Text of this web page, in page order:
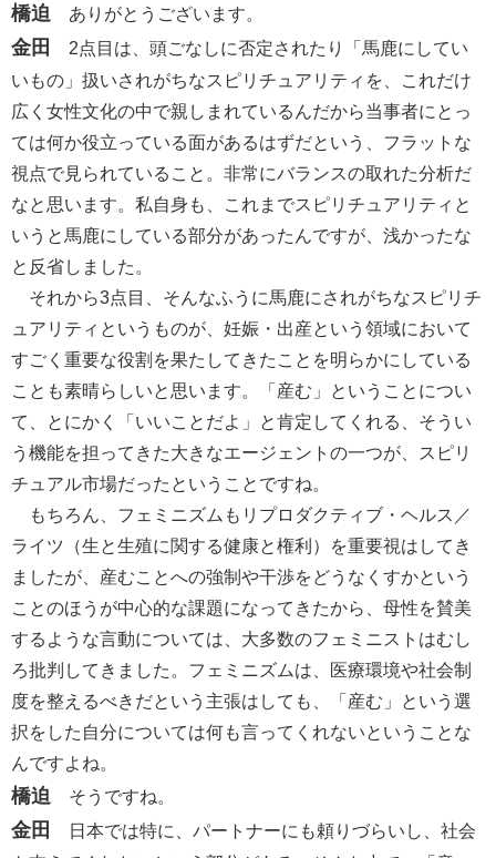
橋迫 ありがとうございます。
金田
2点目は、頭ごなしに否定されたり「馬鹿にしてい
いもの」扱いされがちなスピリチュアリティを、これだけ
広く女性文化の中で親しまれているんだから当事者にとっ
ては何か役立っている面があるはずだという、フラットな
視点で見られていること。非常にバランスの取れた分析だ
なと思います。私自身も、これまでスピリチュアリティと
いうと馬鹿にしている部分があったんですが、浅かったな
と反省しました。
それから3点目、そんなふうに馬鹿にされがちなスピリチ
ュアリティというものが、妊娠・出産という領域において
すごく重要な役割を果たしてきたことを明らかにしている
ことも素晴らしいと思います。「産む」ということについ
て、とにかく「いいことだよ」と肯定してくれる、そうい
う機能を担ってきた大きなエージェントの一つが、スピリ
チュアル市場だったということですね。
もちろん、フェミニズムもリプロダクティブ・ヘルス／
ライツ（生と生殖に関する健康と権利）を重要視はしてき
ましたが、産むことへの強制や干渉をどうなくすかという
ことのほうが中心的な課題になってきたから、母性を賛美
するような言動については、大多数のフェミニストはむし
ろ批判してきました。フェミニズムは、医療環境や社会制
度を整えるべきだという主張はしても、「産む」という選
択をした自分については何も言ってくれないということな
んですよね。
橋迫 そうですね。
金田
日本では特に、パートナーにも頼りづらいし、社会